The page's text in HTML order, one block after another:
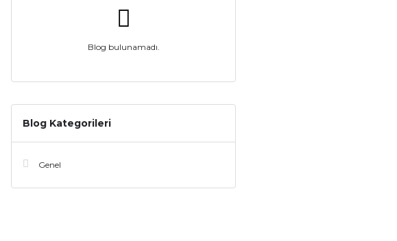
Blog bulunamadı.
Blog Kategorileri
Genel